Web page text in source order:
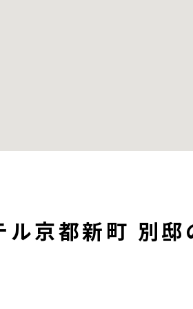
ル京都新町 別邸